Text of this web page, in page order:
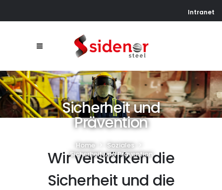
Intranet
Sicherheit und
Prävention
Home Soziales
Sicherheit und Prävention
Wir verstärken die
Sicherheit und die